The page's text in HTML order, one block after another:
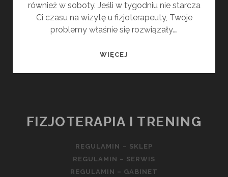
również w soboty. Jeśli w tygodniu nie starcza
Ci czasu na wizytę u fizjoterapeuty, Twoje
problemy właśnie się rozwiązały.…
WIĘCEJ
FIZJOTERAPIA I TRENING
REGULAMIN – SKLEP
REGULAMIN – SERWIS
REGULAMIN – GABINET